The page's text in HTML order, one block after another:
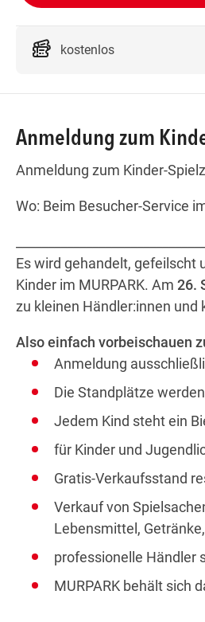
kostenlos
Anmeldung zum
Anmeldung zum Kinder-
Wo: Beim Besucher-Service
Es wird gehandelt,
Kinder im MURPARK. Am 26.
zu kleinen Händler:innen
Also einfach vorbeischauen
Anmeldung
Die Standplätze
Jedem Kind steht ein
für Kinder und
Gratis-Verkaufsstand
Verkauf von
Lebensmittel,
professionelle Händler
MURPARK behält sich